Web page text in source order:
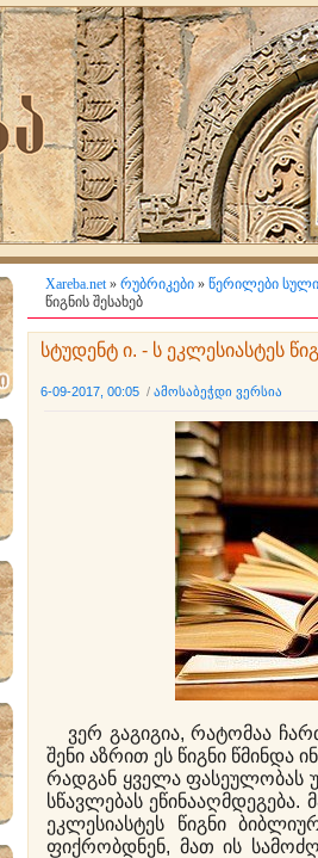
Xareba.net» რუბრიკები » წერილები
წიგნის შესახებ
სტუდენტ ი. - ს ეკლესიასტეს
6-09-2017, 00:05 / ამოსაბეჭდი ვერსია
ვერ გაგიგია, რატომაა
შენი აზრით ეს წიგნი წმინდა
რადგან ყველა ფასეულობას
სწავლებას
ეკლესიასტეს წიგნი
ფიქრობდნენ, მათ ის